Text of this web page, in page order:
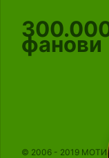
фанови
© 2006 - 2019